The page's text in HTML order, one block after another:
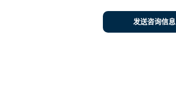
发送咨询信息